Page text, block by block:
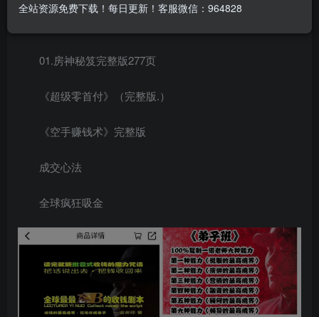
01.房神秘笈完整版277页
《超级零首付》（完整版.）
《空手赚钱术》完整版
成交心法
全球疯狂吸金
全站资源免费下载！每日更新！客服微信：964828